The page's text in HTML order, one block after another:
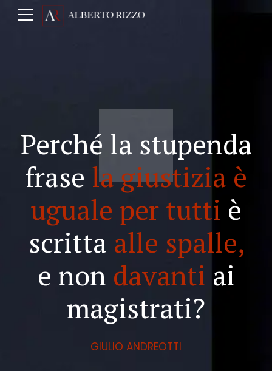
Perché la stupenda
frase la giustizia è
uguale per tutti è
scritta alle spalle,
e non davanti ai
magistrati?
GIULIO ANDREOTTI